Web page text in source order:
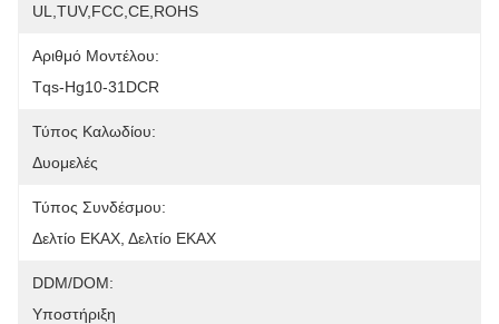
UL,TUV,FCC,CE,ROHS
Αριθμό Μοντέλου:
Tqs-Hg10-31DCR
Τύπος Καλωδίου:
Δυομελές
Τύπος Συνδέσμου:
Δελτίο ΕΚΑΧ, Δελτίο ΕΚΑΧ
DDM/DOM:
Υποστήριξη